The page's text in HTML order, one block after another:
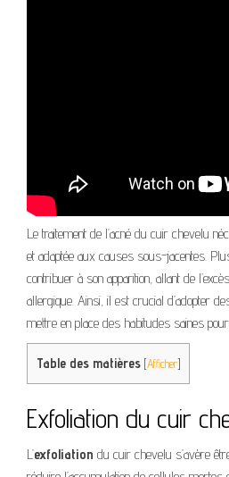
Le traitement de l’acné du cuir chevelu
et adaptée aux causes sous-jacentes.
contribuer à son apparition, allant de
allergique. Ainsi, il est crucial d’adopter
mettre en place des habitudes saines
Table des matières [Afficher]
Exfoliation du cuir
L’exfoliation du cuir chevelu s’avère